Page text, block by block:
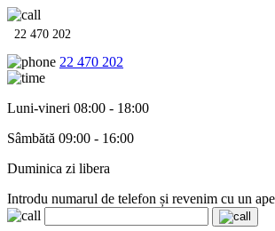
22 470 202
22 470 202
Luni-vineri 08:00 - 18:00
Sâmbătă 09:00 - 16:00
Duminica zi libera
Introdu numarul de telefon și revenim cu un